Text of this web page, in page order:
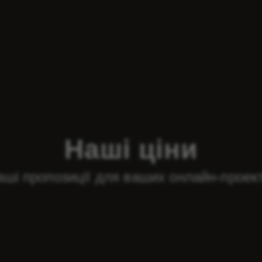
Наші ціни
пропозиції для ваших онлайн-